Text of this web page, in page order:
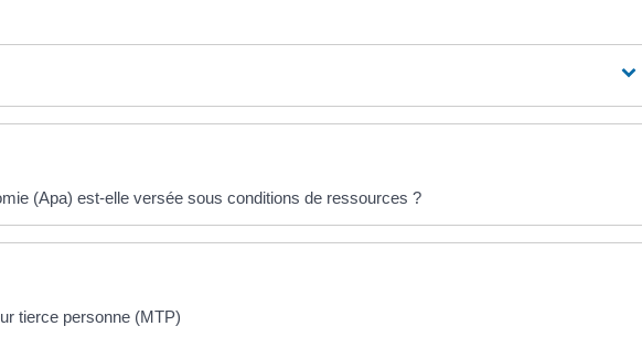
(Apa) est-elle versée sous conditions de ressources ?
tierce personne (MTP)